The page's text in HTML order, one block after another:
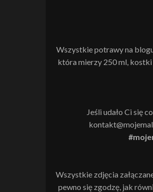
Wszystkie potrawy na
która mierzy 250 ml, kostki
Jeśli udało Ci się
Wszystkie zdjęcia
pewno się zgodzę, jak